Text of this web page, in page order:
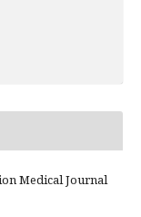
Medical Journal